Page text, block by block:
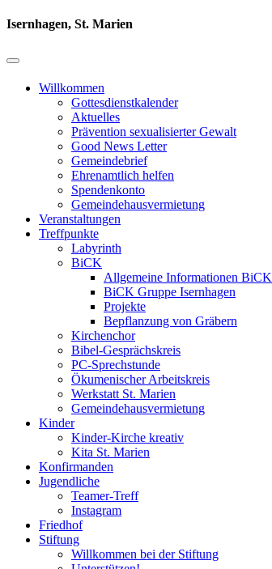
Isernhagen, St. Marien
Willkommen
Gottesdienstkalender
Aktuelles
Prävention sexualisierter Gewalt
Good News Letter
Gemeindebrief
Ehrenamtlich helfen
Spendenkonto
Gemeindehausvermietung
Veranstaltungen
Treffpunkte
Labyrinth
BiCK
Allgemeine Informationen BiCK
BiCK Gruppe Isernhagen
Projekte
Bepflanzung von Gräbern
Kirchenchor
Bibel-Gesprächskreis
PC-Sprechstunde
Ökumenischer Arbeitskreis
Werkstatt St. Marien
Gemeindehausvermietung
Kinder
Kinder-Kirche kreativ
Kita St. Marien
Konfirmanden
Jugendliche
Teamer-Treff
Instagram
Friedhof
Stiftung
Willkommen bei der Stiftung